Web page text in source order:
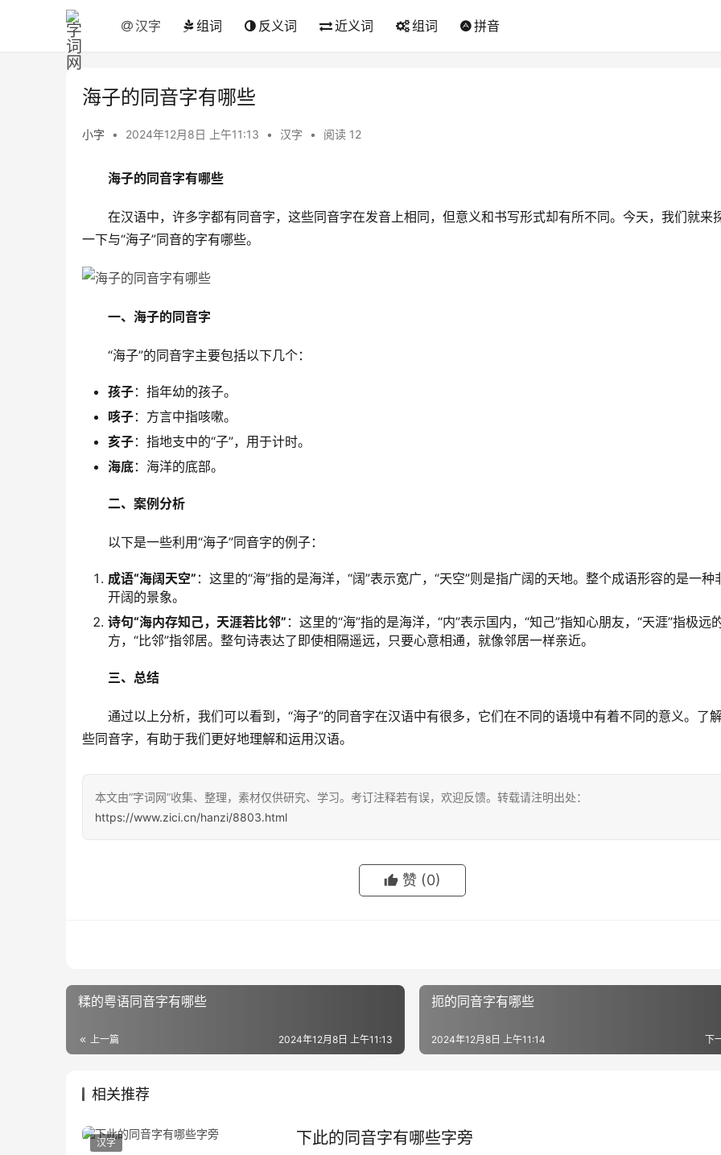
汉字 组词 反义词 近义词 组词 拼音
海子的同音字有哪些
小字 • 2024年12月8日 上午11:13 • 汉字 • 阅读 12
海子的同音字有哪些
在汉语中，许多字都有同音字，这些同音字在发音上相同，但意义和书写形式却有所不同。今天，我们就来
一下与“海子”同音的字有哪些。
一、海子的同音字
“海子”的同音字主要包括以下几个：
孩子：指年幼的孩子。
咳子：方言中指咳嗽。
亥子：指地支中的“子”，用于计时。
海底：海洋的底部。
二、案例分析
以下是一些利用“海子”同音字的例子：
成语“海阔天空” ：这里的“海”指的是海洋，“阔”表示宽广，“天空”则是指广阔的天地。整个成语形容的是一种
开阔的景象。
诗句“海内存知己，天涯若比邻” ：这里的“海”指的是海洋，“内”表示国内，“知己”指知心朋友，“天涯”指极远
方，“比邻”指邻居。整句诗表达了即使相隔遥远，只要心意相通，就像邻居一样亲近。
三、总结
通过以上分析，我们可以看到，“海子”的同音字在汉语中有很多，它们在不同的语境中有着不同的意义。了
些同音字，有助于我们更好地理解和运用汉语。
本文由“字词网”收集、整理，素材仅供研究、学习。考订注释若有误，欢迎反馈。转载请注明出处：
https://www.zici.cn/hanzi/8803.html
赞 (0)
糅的粤语同音字有哪些
上一篇 2024年12月8日 上午11:13
扼的同音字有哪些
下
2024年12月8日 上午11:14
相关推荐
汉字 下此的同音字有哪些字旁